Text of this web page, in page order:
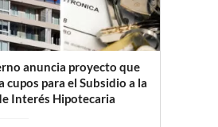
anuncia proyecto que
cupos para el Subsidio a la
Interés Hipotecaria